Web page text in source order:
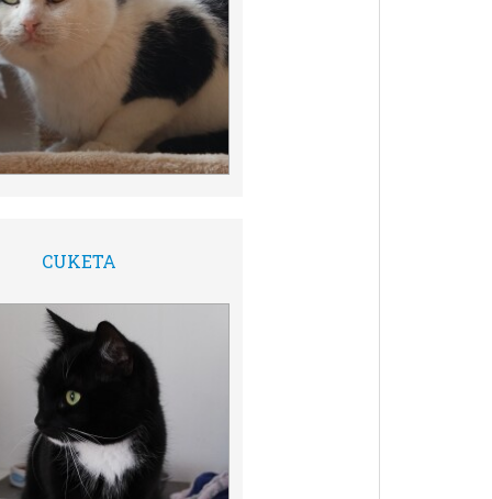
CUKETA